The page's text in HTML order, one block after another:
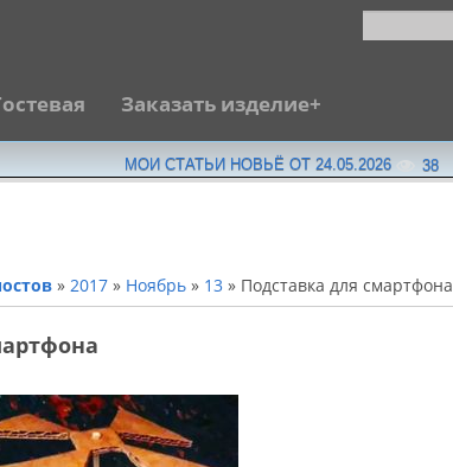
Заказать изделие
МОИ СТАТЬИ НОВЬЁ ОТ 24.05.2026 38
» 2017 » Ноябрь » 13» Подставка для смартфона